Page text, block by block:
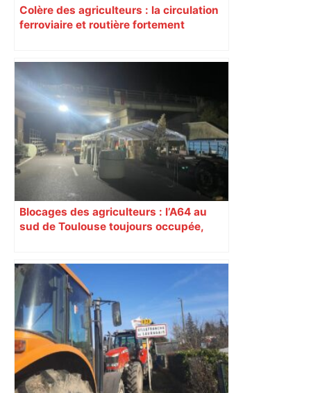
Colère des agriculteurs : la circulation
ferroviaire et routière fortement
Blocages des agriculteurs : l’A64 au
sud de Toulouse toujours occupée,